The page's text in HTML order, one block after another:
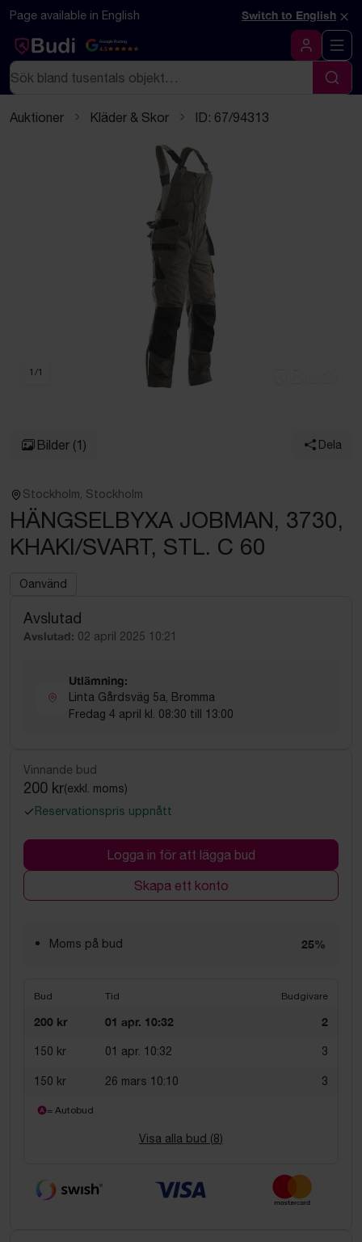
Hoppa till innehåll
Textbaserad (markdown) version av denna sida
Page available in English Switch to English ×
Google Rating
4.5
Logga in
Sök
Sök
Auktioner Kläder & Skor ID: 67/94313
1 /1
Bilder (1) Dela
Stockholm, Stockholm
HÄNGSELBYXA JOBMAN, 3730,
KHAKI/SVART, STL. C 60
Oanvänd
Avslutad
Avslutad: 02 april 2025 10:21
Utlämning:
Linta Gårdsväg 5a, Bromma
Fredag 4 april kl. 08:30 till 13:00
Vinnande bud
200 kr(exkl. moms)
Reservationspris uppnått
Logga in för att lägga bud
Skapa ett konto
Moms på bud 25%
Bud Tid Budgivare
200 kr 01 apr. 10:32 2
150 kr 01 apr. 10:32 3
150 kr 26 mars 10:10 3
= Autobud
Visa alla bud (8)